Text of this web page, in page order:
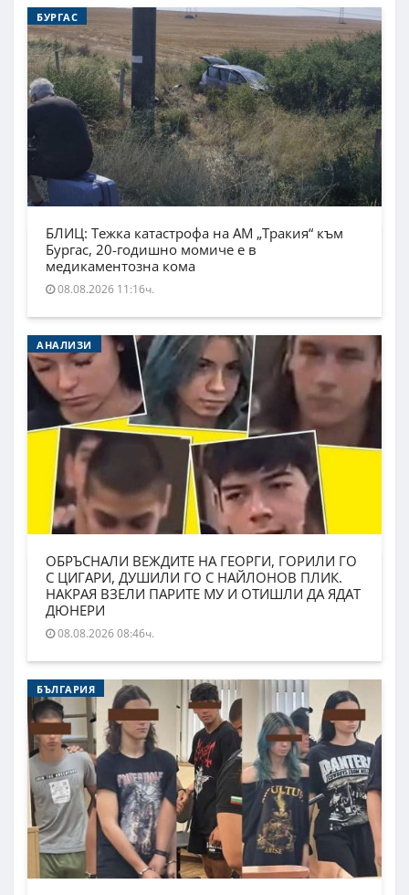
БУРГАС
БЛИЦ: Тежка катастрофа на АМ „Тракия“ към
Бургас, 20-годишно момиче е в
медикаментозна кома
08.08.2026 11:16ч.
АНАЛИЗИ
ОБРЪСНАЛИ ВЕЖДИТЕ НА ГЕОРГИ, ГОРИЛИ ГО
С ЦИГАРИ, ДУШИЛИ ГО С НАЙЛОНОВ ПЛИК.
НАКРАЯ ВЗЕЛИ ПАРИТЕ МУ И ОТИШЛИ ДА ЯДАТ
ДЮНЕРИ
08.08.2026 08:46ч.
БЪЛГАРИЯ